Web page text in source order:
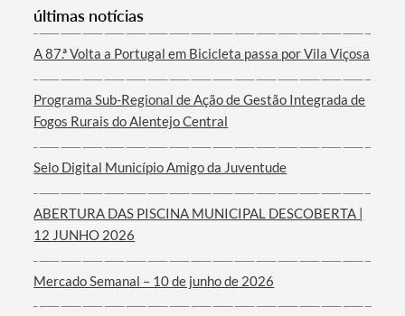
últimas notícias
A 87.ª Volta a Portugal em Bicicleta passa por Vila Viçosa
Programa Sub-Regional de Ação de Gestão Integrada de
Fogos Rurais do Alentejo Central
Selo Digital Município Amigo da Juventude
ABERTURA DAS PISCINA MUNICIPAL DESCOBERTA |
12 JUNHO 2026
Mercado Semanal – 10 de junho de 2026